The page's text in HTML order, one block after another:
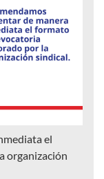
el
organización